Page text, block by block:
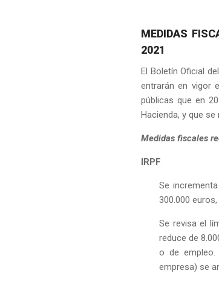
MEDIDAS
2021
El Boletín Oficial
entrarán en vigor
públicas que en
Hacienda, y que
Medidas fiscales
IRPF
Se
300.000
Se revisa el
reduce de
o de
empresa) se